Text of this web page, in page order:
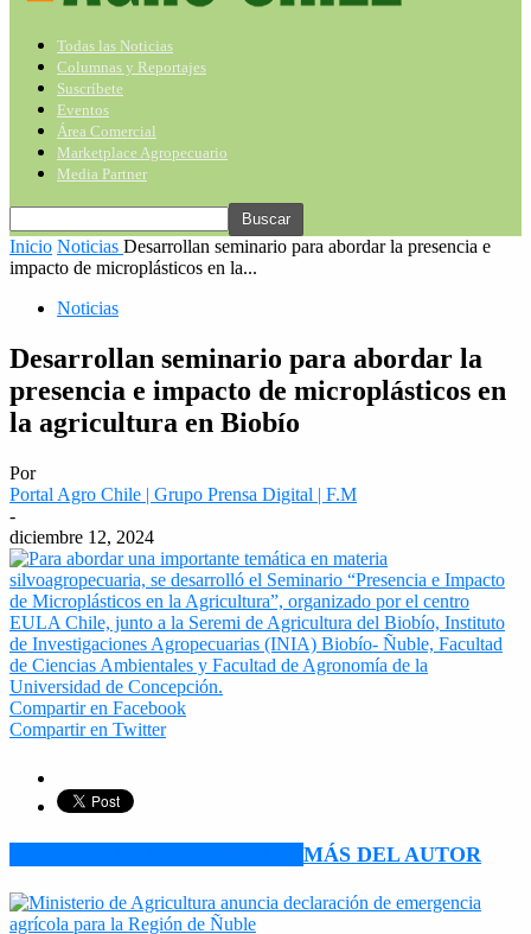
Todas las Noticias
Columnas y Reportajes
Suscríbete
Eventos
Área Comercial
Marketplace Agropecuario
Media Partner
Inicio Noticias Desarrollan seminario para abordar la presencia e
impacto de microplásticos en la...
Noticias
Desarrollan seminario para abordar la
presencia e impacto de microplásticos en
la agricultura en Biobío
Por
Portal Agro Chile | Grupo Prensa Digital | F.M
-
diciembre 12, 2024
Compartir en Facebook
Compartir en Twitter
MÁS DEL AUTOR